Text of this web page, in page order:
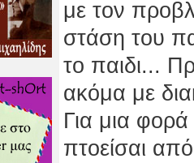
με τον
στάση του
το παιδι...
ακόμα με
Για μια
πτοείσαι